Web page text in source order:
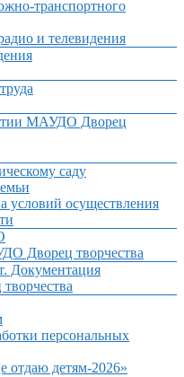
транспортного
и телевидения
МАУДО Дворец
саду
условий осуществления
Дворец творчества
Документация
персональных
отдаю детям-2026»